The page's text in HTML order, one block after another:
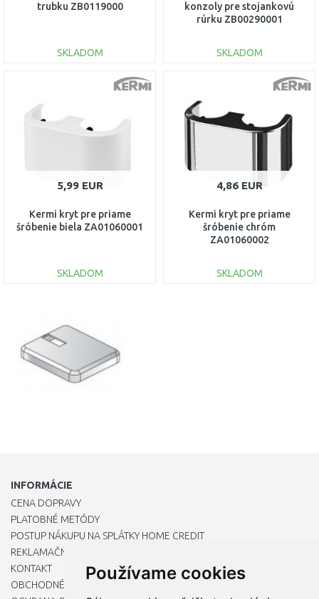
Používame cookies
trubku ZB0119000
SKLADOM
DO KOŠÍKA
konzoly pre stojankovú
rúrku ZB00290001
SKLADOM
DO KOŠÍKA
Porovnať
5,99 EUR
Kermi kryt pre priame
šróbenie biela ZA01060001
SKLADOM
Porovnať
4,86 EUR
Kermi kryt pre priame
šróbenie chróm
ZA01060002
SKLADOM
INFORMÁCIE
CENA DOPRAVY
PLATOBNÉ METÓDY
POSTUP NÁKUPU NA SPLÁTKY HOME CREDIT
REKLAMAČNÝ PORIADOK
KONTAKT
OBCHODNÉ PODMIENKY